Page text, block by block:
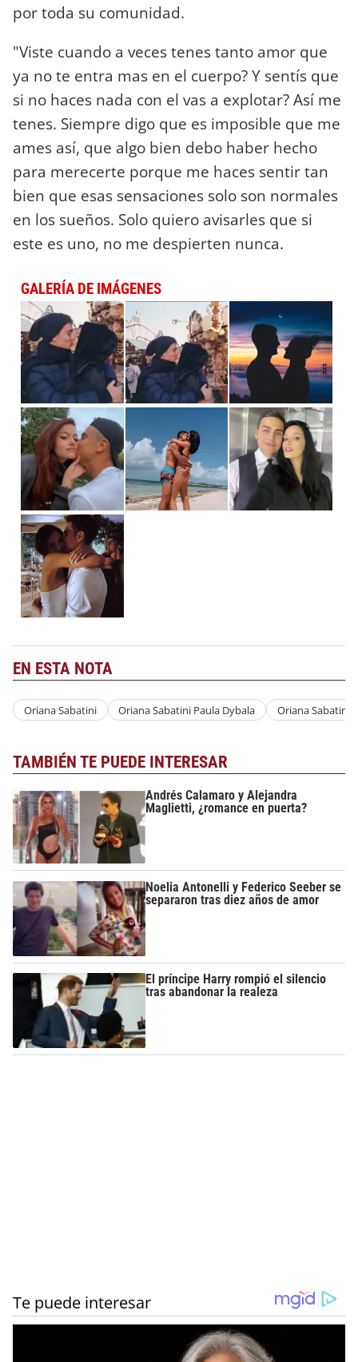
por toda su comunidad.
"Viste cuando a veces tenes tanto amor que
ya no te entra mas en el cuerpo? Y sentís que
si no haces nada con el vas a explotar? Así me
tenes. Siempre digo que es imposible que me
ames así, que algo bien debo haber hecho
para merecerte porque me haces sentir tan
bien que esas sensaciones solo son normales
en los sueños. Solo quiero avisarles que si
este es uno, no me despierten nunca.
GALERÍA DE IMÁGENES
EN ESTA NOTA
Oriana Sabatini Oriana Sabatini Paula Dybala Oriana Sabatini
TAMBIÉN TE PUEDE INTERESAR
Andrés Calamaro y Alejandra
Maglietti, ¿romance en puerta?
Noelia Antonelli y Federico Seeber se
separaron tras diez años de amor
El príncipe Harry rompió el silencio
tras abandonar la realeza